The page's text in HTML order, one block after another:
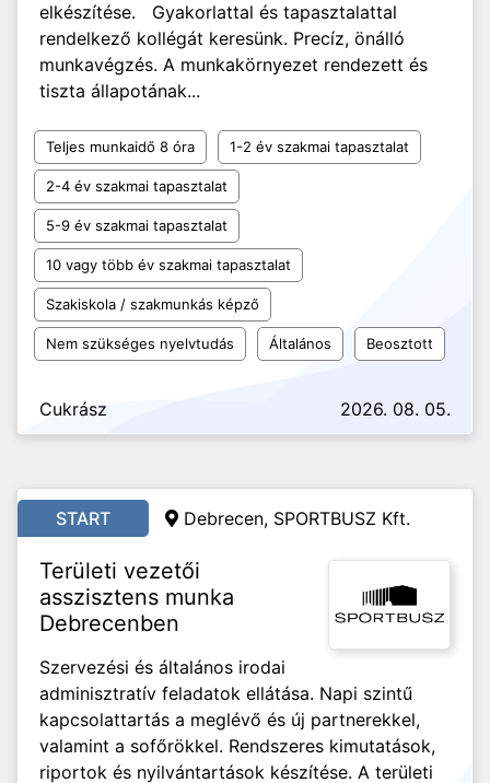
elkészítése. Gyakorlattal és tapasztalattal
rendelkező kollégát keresünk. Precíz, önálló
munkavégzés. A munkakörnyezet rendezett és
tiszta állapotának...
Teljes munkaidő 8 óra 1-2 év szakmai tapasztalat
2-4 év szakmai tapasztalat
5-9 év szakmai tapasztalat
10 vagy több év szakmai tapasztalat
Szakiskola / szakmunkás képző
Nem szükséges nyelvtudás Általános Beosztott
Cukrász 2026. 08. 05.
START Debrecen, SPORTBUSZ Kft.
Területi vezetői
asszisztens munka
Debrecenben
Szervezési és általános irodai
adminisztratív feladatok ellátása. Napi szintű
kapcsolattartás a meglévő és új partnerekkel,
valamint a sofőrökkel. Rendszeres kimutatások,
riportok és nyilvántartások készítése. A területi